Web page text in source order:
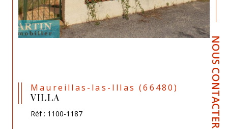
NOUS CONTACTER
Maureillas-las-Illas (66480)
VILLA
Réf : 1100-1187